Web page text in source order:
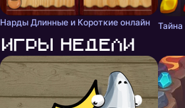
Нарды Длинные и Короткие онлайн
Игры недели